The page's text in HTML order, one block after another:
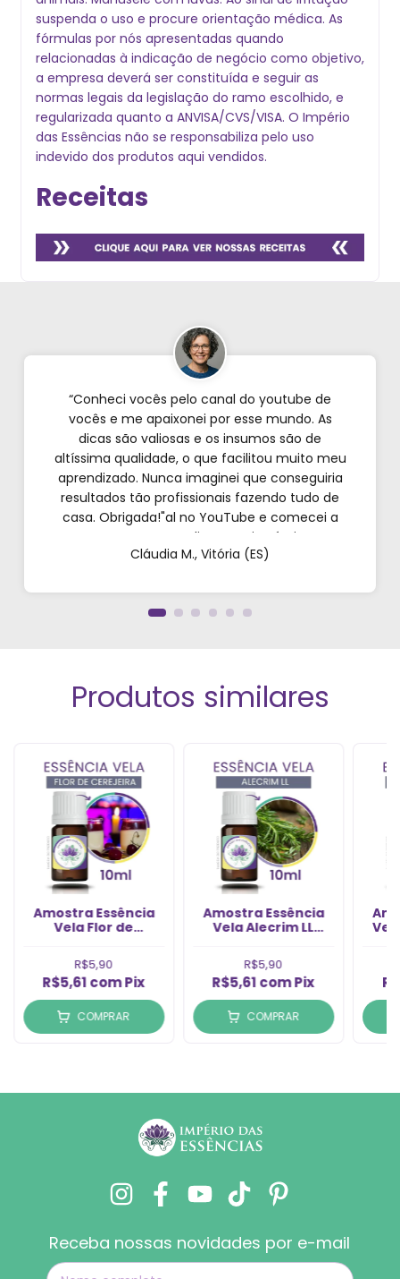
suspenda o uso e procure orientação médica. As
fórmulas por nós apresentadas quando
relacionadas à indicação de negócio como objetivo,
a empresa deverá ser constituída e seguir as
normas legais da legislação do ramo escolhido, e
regularizada quanto a ANVISA/CVS/VISA. O Império
das Essências não se responsabiliza pelo uso
indevido dos produtos aqui vendidos.
Receitas
“Conheci vocês pelo canal do youtube de
vocês e me apaixonei por esse mundo. As
dicas são valiosas e os insumos são de
altíssima qualidade, o que facilitou muito meu
aprendizado. Nunca imaginei que conseguiria
resultados tão profissionais fazendo tudo de
casa. Obrigada!"al no YouTube e comecei a
testar em casa. As dicas são incríveis e os
produtos são exatamente como mostram nos
perfumes!”
Cláudia M., Vitória (ES)
Produtos similares
Amostra Essência
Vela Flor de
R$5,90
R$5,61comPix
COMPRAR
Amostra Essência
Vela Alecrim LL
R$5,90
R$5,61comPix
COMPRAR
Receba nossas novidades por e-mail